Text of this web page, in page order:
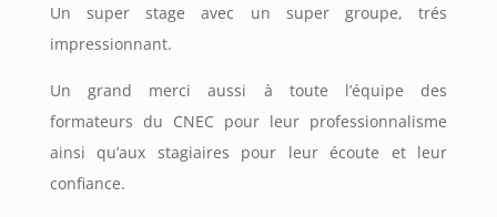
Un super stage avec un super groupe, trés
impressionnant.
Un grand merci aussi à toute l’équipe des
formateurs du CNEC pour leur professionnalisme
ainsi qu’aux stagiaires pour leur écoute et leur
confiance.